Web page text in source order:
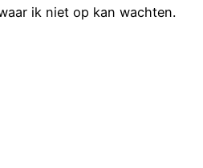
ik niet op kan wachten.